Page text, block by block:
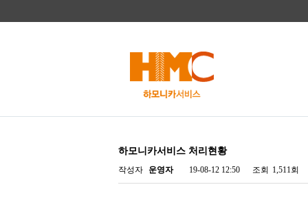
하모니카서비스 처리현황
작성자 운영자 19-08-12 12:50 조회 1,511회